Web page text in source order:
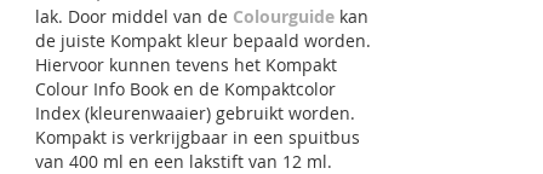
lak. Door middel van de Colourguide kan
de juiste Kompakt kleur bepaald worden.
Hiervoor kunnen tevens het Kompakt
Colour Info Book en de Kompaktcolor
Index (kleurenwaaier) gebruikt worden.
Kompakt is verkrijgbaar in een spuitbus
van 400 ml en een lakstift van 12 ml.